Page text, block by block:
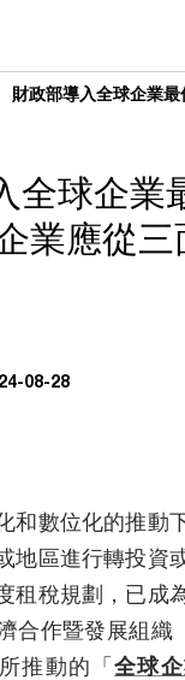
財政部導入全球企業
全球企業
業應從
08-28
和數位化的推動
地區進行轉投資
租稅規劃，已成
合作暨發展組織
推動的「全球